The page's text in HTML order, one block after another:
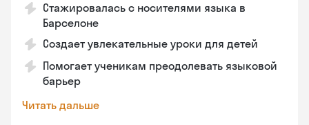
Стажировалась с носителями языка в
Барселоне
Создает увлекательные уроки для детей
Помогает ученикам преодолевать языковой
барьер
Читать дальше